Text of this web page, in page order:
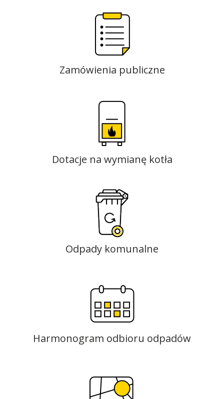
Zamówienia publiczne
Dotacje na wymianę kotła
Odpady komunalne
Harmonogram odbioru odpadów